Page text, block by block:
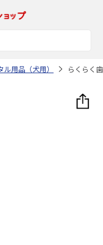
ル用品（犬用） らくらく